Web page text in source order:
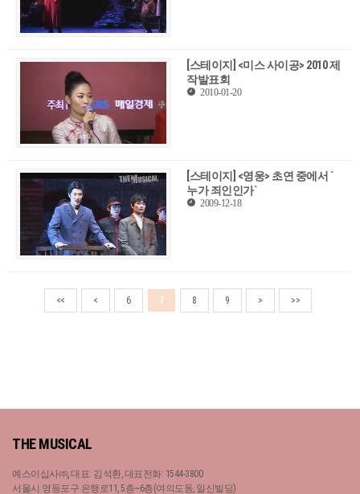
[스테이지] <미스 사이공> 2010 제
작발표회
2010-01-20
[스테이지] <영웅> 초연 중에서 `
누가 죄인인가`
2009-12-18
<< < 6 7 8 9 > >>
THE MUSICAL
예스이십사㈜, 대표: 김석환, 대표전화: 1544-3800
서울시 영등포구 은행로11, 5층~6층(여의도동, 일신빌딩)